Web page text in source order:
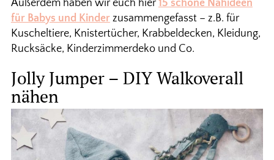
Außerdem haben wir euch hier15 schöne Nähideen
für Babys und Kinderzusammengefasst – z.B. für
Kuscheltiere, Knistertücher, Krabbeldecken, Kleidung,
Rucksäcke, Kinderzimmerdeko und Co.
Jolly Jumper – DIY Walkoverall
nähen